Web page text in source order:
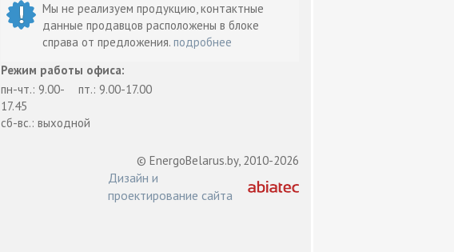
Мы не реализуем продукцию, контактные
данные продавцов расположены в блоке
справа от предложения.подробнее
Режим работы офиса:
пн-чт.: 9.00-
17.45
пт.: 9.00-17.00
сб-вс.: выходной
© EnergoBelarus.by, 2010-2026
Дизайн и
проектирование сайта